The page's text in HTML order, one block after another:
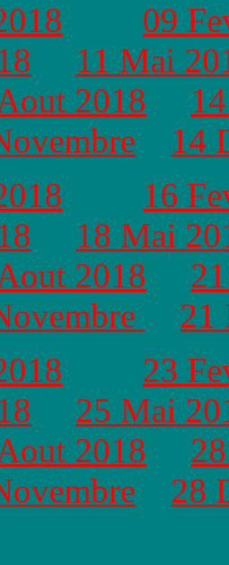
09
11 Mai
2018
14
16
18 Mai
2018
21
23
25 Mai
2018
28